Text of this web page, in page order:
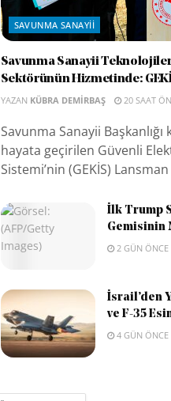
SAVUNMA SANAYII
Savunma Sanayii
Sektörünün Hizmetinde:
YAZAN KÜBRA DEMIRBAŞ 20 SAAT
Savunma Sanayii
hayata geçirilen Güvenli
Sistemi’nin (GEKİS)
İlk Trump
Gemisinin
2 GÜN ÖNCE
İsrail’den
ve F-35
4 GÜN ÖNCE